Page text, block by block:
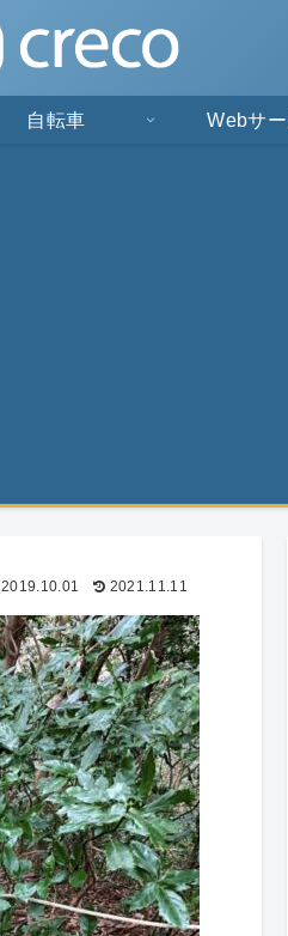
自転車 Webサ
2019.10.01 2021.11.11